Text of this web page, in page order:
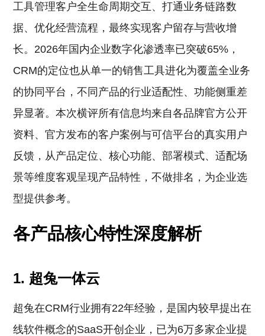
工具管理客户全生命周期交互、打通业务链路数
据、优化经营流程，最终实现客户留存与营收增
长。2026年国内企业数字化渗透率已突破65%，
CRM的定位也从单一的销售工具进化为覆盖全业务
的协同平台，不同产品的行业适配性、功能侧重差
异显著。本次横评所有信息均来自各品牌官方公开
资料、官方发布的客户案例与可信平台的真实用户
反馈，从产品定位、核心功能、部署模式、适配场
景等维度客观呈现产品特性，不做排名，为企业选
型提供参考。
各产品核心特性深度解析
1. 超兔一体云
超兔在CRM行业拥有22年经验，是国内较早提出在
线软件概念的SaaS开创企业，已为6万多家企业提